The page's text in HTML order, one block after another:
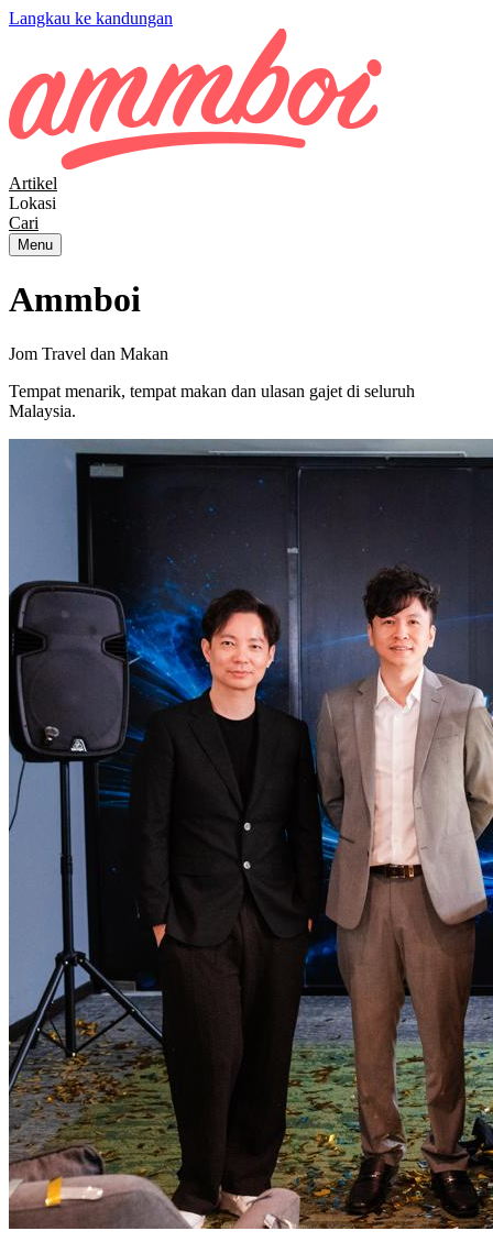
Langkau ke kandungan
Artikel
Lokasi
Cari
Menu
Ammboi
Jom Travel dan Makan
Tempat menarik, tempat makan dan ulasan gajet di seluruh
Malaysia.